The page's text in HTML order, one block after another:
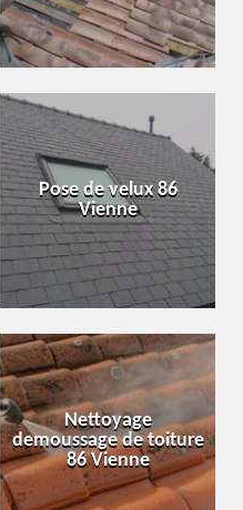
Pose de velux 86
Vienne
Nettoyage
demoussage de toiture
86 Vienne